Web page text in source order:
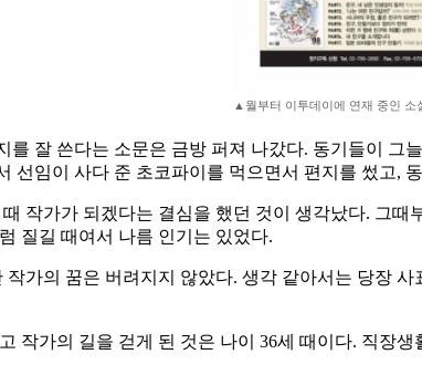
▲월부터 이투데이에 연재 중인 소
를 잘 쓴다는 소문은 금방 퍼져 나갔다. 동기들이
선임이 사다 준 초코파이를 먹으면서 편지를 썼고,
작가가 되겠다는 결심을 했던 것이 생각났다. 그
질길 때여서 나름 인기는 있었다.
작가의 꿈은 버려지지 않았다. 생각 같아서는 당장
작가의 길을 걷게 된 것은 나이 36세 때이다. 직장